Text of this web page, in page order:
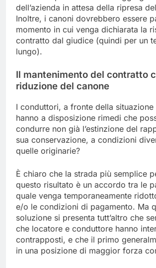
dell’azienda in attesa della ripresa
Inoltre, i canoni dovrebbero essere
momento in cui venga dichiarata la
contratto dal giudice (quindi per un
lungo).
Il mantenimento del contratto
riduzione del canone
I conduttori, a fronte della situazione
hanno a disposizione rimedi che
condurre non già l’estinzione del
sua conservazione, a condizioni
quelle originarie?
È chiaro che la strada più semplice
questo risultato è un accordo tra le
quale venga temporaneamente
e/o le condizioni di pagamento. Ma
soluzione si presenta tutt’altro che
che locatore e conduttore hanno
contrapposti, e che il primo
in una posizione di maggior forza